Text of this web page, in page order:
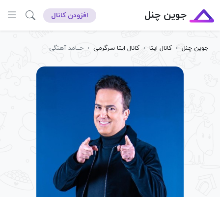
جوین چنل افزودن کانال
جوین چنل › کانال ایتا › کانال ایتا سرگرمی › حــامد آهنگی